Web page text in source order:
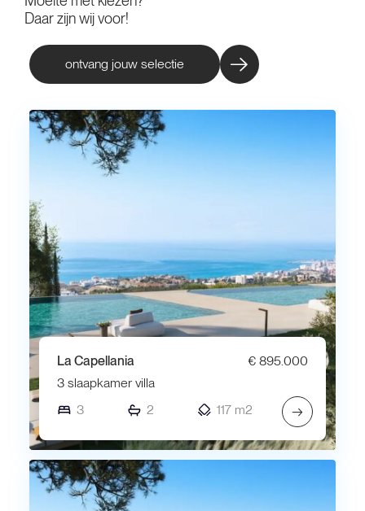
Daar zijn wij voor!
ontvang jouw selectie
La Capellania
€ 895.000
3 slaapkamer villa
3
2 117 m2 →